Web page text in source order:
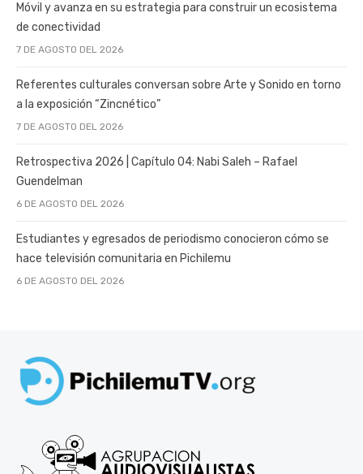
Móvil y avanza en su estrategia para construir un ecosistema
de conectividad
7 DE AGOSTO DEL 2026
Referentes culturales conversan sobre Arte y Sonido en torno
a la exposición “Zincnético”
7 DE AGOSTO DEL 2026
Retrospectiva 2026 | Capítulo 04: Nabi Saleh – Rafael
Guendelman
6 DE AGOSTO DEL 2026
Estudiantes y egresados de periodismo conocieron cómo se
hace televisión comunitaria en Pichilemu
6 DE AGOSTO DEL 2026